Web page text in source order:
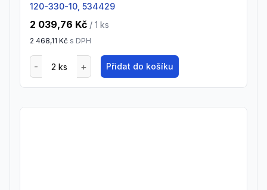
120-330-10, 534429
2 039,76 Kč / 1 ks
2 468,11 Kč s DPH
Přidat do košíku